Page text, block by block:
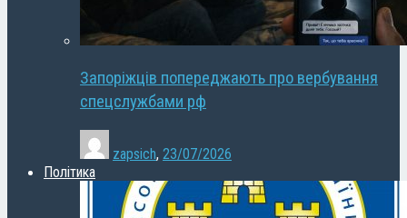
Запоріжців попереджають про вербування
спецслужбами рф
zapsich, 23/07/2026
Політика